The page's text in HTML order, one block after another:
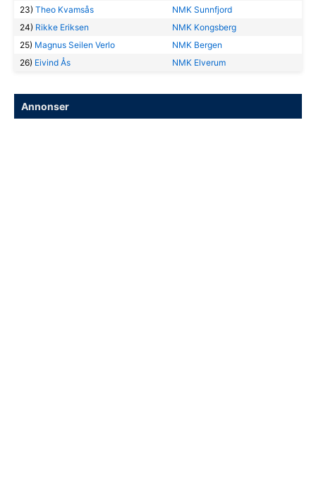
23) Theo Kvamsås
NMK Sunnfjord
24) Rikke Eriksen
NMK Kongsberg
25) Magnus Seilen Verlo
NMK Bergen
26) Eivind Ås NMK Elverum
Annonser